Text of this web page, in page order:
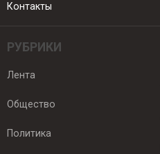
Контакты
РУБРИКИ
Лента
Общество
Политика